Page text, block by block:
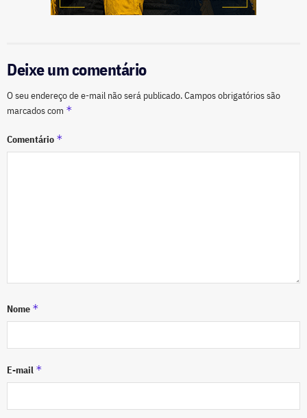
Deixe um comentário
O seu endereço de e-mail não será publicado.Campos obrigatórios são
marcados com *
Comentário *
Nome *
E-mail *